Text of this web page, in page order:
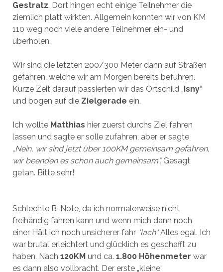
Gestratz. Dort hingen echt einige Teilnehmer die
ziemlich platt wirkten. Allgemein konnten wir von KM
110 weg noch viele andere Teilnehmer ein- und
überholen.
Wir sind die letzten 200/300 Meter dann auf Straßen
gefahren, welche wir am Morgen bereits befuhren.
Kurze Zeit darauf passierten wir das Ortschild „ Isny“
und bogen auf die Zielgerade ein.
Ich wollte Matthias hier zuerst durchs Ziel fahren
lassen und sagte er solle zufahren, aber er sagte
„Nein, wir sind jetzt über 100KM gemeinsam gefahren,
wir beenden es schon auch gemeinsam“. Gesagt
getan. Bitte sehr!
Schlechte B-Note, da ich normalerweise nicht
freihändig fahren kann und wenn mich dann noch
einer Hält ich noch unsicherer fahr *lach*Alles egal. Ich
war brutal erleichtert und glücklich es geschafft zu
haben. Nach 120KM und ca. 1.800 Höhenmeter war
es dann also vollbracht. Der erste „kleine“